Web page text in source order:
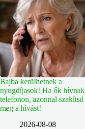
Bajba kerülhetnek a
nyugdíjasok! Ha ők hívnak
telefonon, azonnal szakítsd
meg a hívást!
2026-08-08